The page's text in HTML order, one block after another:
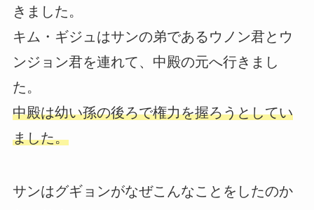
きました。
キム・ギジュはサンの弟であるウノン君とウ
ンジョン君を連れて、中殿の元へ行きまし
た。
中殿は幼い孫の後ろで権力を握ろうとしてい
ました。
サンはグギョンがなぜこんなことをしたのか